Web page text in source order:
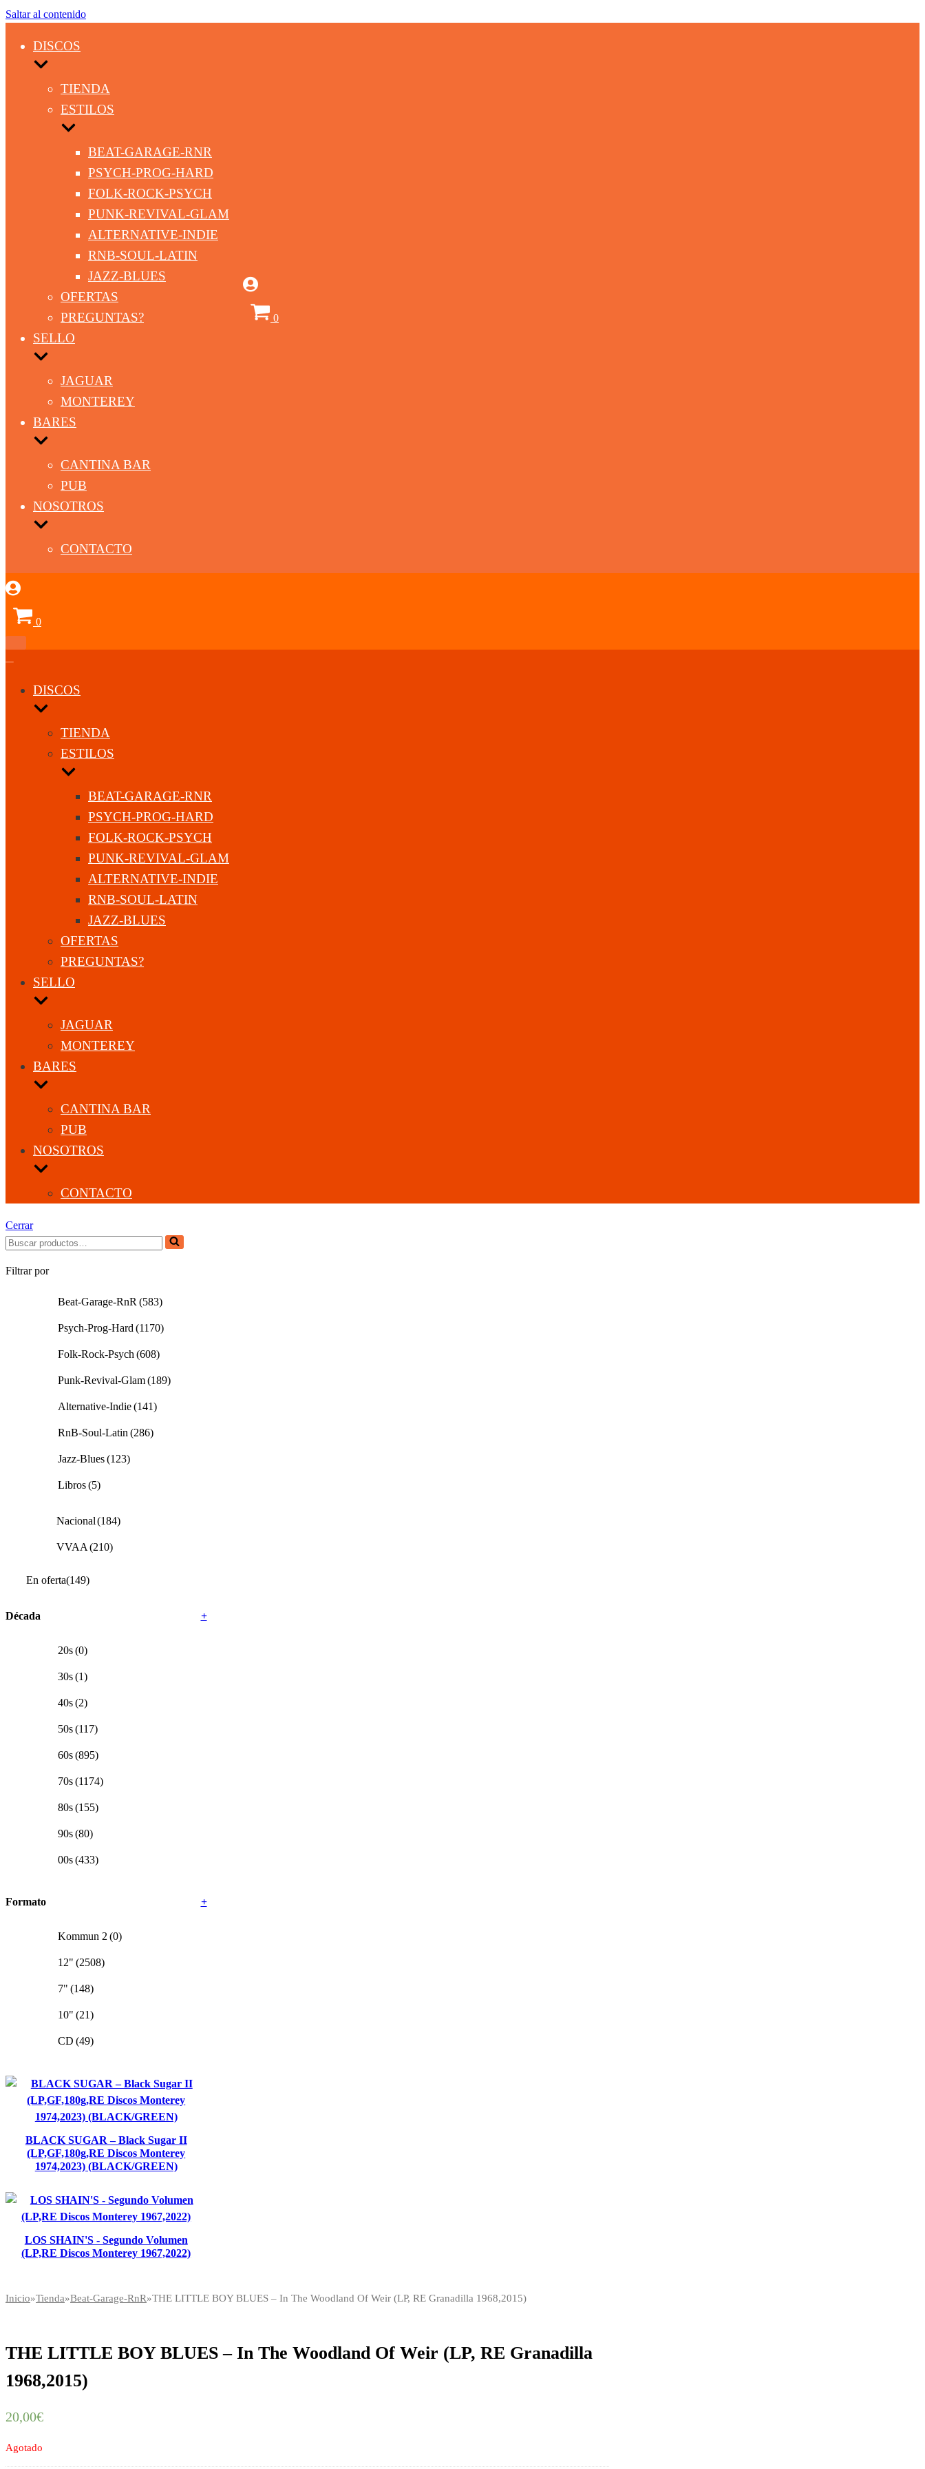
Saltar al contenido
DISCOS
TIENDA
ESTILOS
BEAT-GARAGE-RNR
PSYCH-PROG-HARD
FOLK-ROCK-PSYCH
PUNK-REVIVAL-GLAM
ALTERNATIVE-INDIE
RNB-SOUL-LATIN
JAZZ-BLUES
OFERTAS
PREGUNTAS?
SELLO
JAGUAR
MONTEREY
BARES
CANTINA BAR
PUB
NOSOTROS
CONTACTO
0
0
Menú
navegaciónDISCOS
TIENDA
ESTILOS
BEAT-GARAGE-RNR
PSYCH-PROG-HARD
FOLK-ROCK-PSYCH
PUNK-REVIVAL-GLAM
ALTERNATIVE-INDIE
RNB-SOUL-LATIN
JAZZ-BLUES
OFERTAS
PREGUNTAS?
SELLO
JAGUAR
MONTEREY
BARES
CANTINA BAR
PUB
NOSOTROS
CONTACTO
Cerrar
Buscar...
Filtrar por
Beat-Garage-RnR(583)
Psych-Prog-Hard(1170)
Folk-Rock-Psych(608)
Punk-Revival-Glam(189)
Alternative-Indie(141)
RnB-Soul-Latin(286)
Jazz-Blues(123)
Libros(5)
Nacional(184)
VVAA(210)
En oferta(149)
Década +
20s(0)
30s(1)
40s(2)
50s(117)
60s(895)
70s(1174)
80s(155)
90s(80)
00s(433)
Formato +
Kommun 2 (0)
12" (2508)
7" (148)
10" (21)
CD (49)
BLACK SUGAR – Black Sugar II
(LP,GF,180g,RE Discos Monterey
1974,2023) (BLACK/GREEN)
LOS SHAIN'S - Segundo Volumen
(LP,RE Discos Monterey 1967,2022)
Inicio»Tienda»Beat-Garage-RnR»THE LITTLE BOY BLUES – In The Woodland Of Weir (LP, RE Granadilla 1968,2015)
THE LITTLE BOY BLUES – In The Woodland Of Weir (LP, RE Granadilla
1968,2015)
20,00€
Agotado